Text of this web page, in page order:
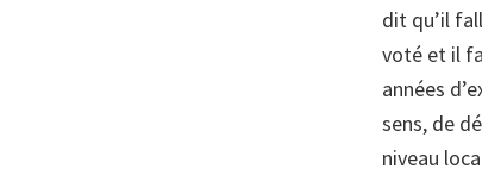
dit qu’il
voté et il
années
sens, de
niveau